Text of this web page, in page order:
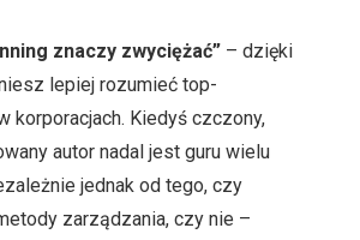
znaczy zwyciężać” – dzięki
lepiej rozumieć top-
korporacjach. Kiedyś czczony,
autor nadal jest guru wielu
jednak od tego, czy
zarządzania, czy nie –